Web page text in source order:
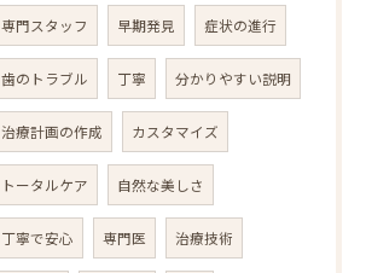
専門スタッフ 早期発見 症状の進行
歯のトラブル 丁寧 分かりやすい説明
治療計画の作成 カスタマイズ
トータルケア 自然な美しさ
丁寧で安心 専門医 治療技術